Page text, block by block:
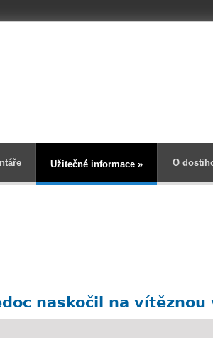
Užitečné informace » O
naskočil na vítěznou